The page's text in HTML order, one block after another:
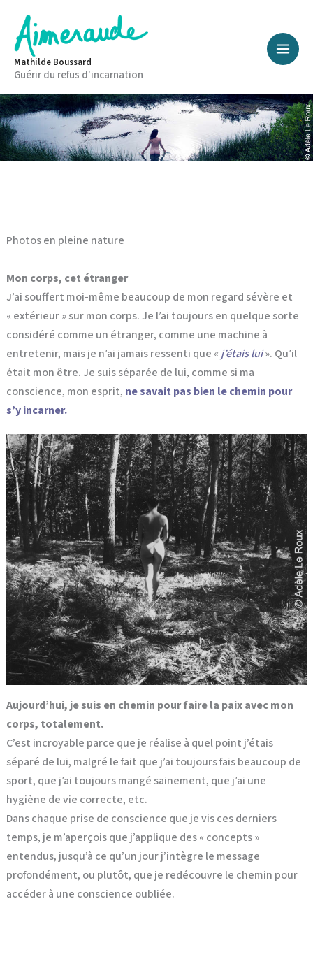
contenu
Mathilde Boussard
Guérir du refus d'incarnation
Photos en pleine nature
Mon corps, cet étranger
J’ai souffert moi-même beaucoup de mon regard sévère et
« extérieur » sur mon corps. Je l’ai toujours en quelque sorte
considéré comme un étranger, comme une machine à
entretenir, mais je n’ai jamais ressenti que « j’étais lui». Qu’il
était mon être. Je suis séparée de lui, comme si ma
conscience, mon esprit, ne savait pas bien le chemin pour
s’y incarner.
Aujourd’hui, je suis en chemin pour faire la paix avec mon
corps, totalement.
C’est incroyable parce que je réalise à quel point j’étais
séparé de lui, malgré le fait que j’ai toujours fais beaucoup de
sport, que j’ai toujours mangé sainement, que j’ai une
hygiène de vie correcte, etc.
Dans chaque prise de conscience que je vis ces derniers
temps, je m’aperçois que j’applique des « concepts »
entendus, jusqu’à ce qu’un jour j’intègre le message
profondément, ou plutôt, que je redécouvre le chemin pour
accéder à une conscience oubliée.